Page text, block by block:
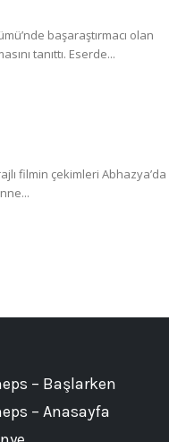
başaraştırmacı olan
tanıttı. Eserde...
filmin çekimleri Abhazya’da
– Başlarken
– Anasayfa